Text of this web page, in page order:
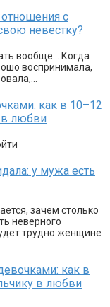
отношения с
невестку?
вообще… Когда
воспринимала,
как в 10–12
в любви
у мужа есть
зачем столько
неверного
трудно женщине
как в
в любви